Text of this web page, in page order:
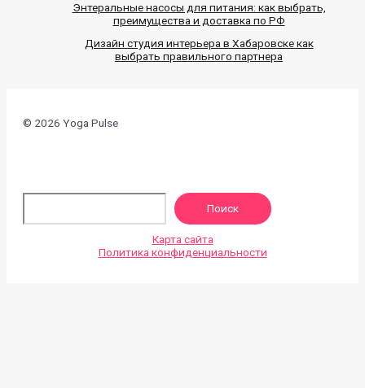
Энтеральные насосы для питания: как выбрать,
преимущества и доставка по РФ
Дизайн студия интерьера в Хабаровске как
выбрать правильного партнера
© 2026 Yoga Pulse
Поиск
Карта сайта
Политика конфиденциальности